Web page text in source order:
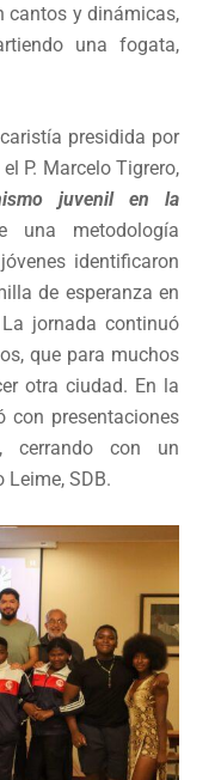
cantos y dinámicas,
una fogata,
presidida por
P. Marcelo Tigrero,
juvenil en la
una metodología
identificaron
de esperanza en
jornada continuó
que para muchos
otra ciudad. En la
con presentaciones
cerrando con un
Leime, SDB.